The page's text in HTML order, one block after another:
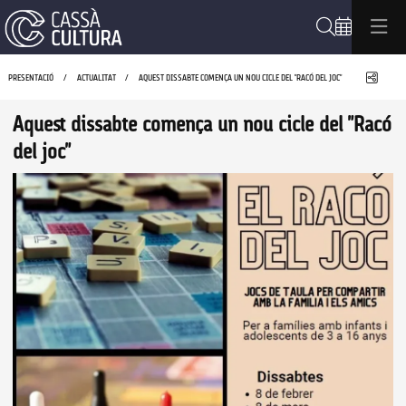
PRESENTACIÓ ACTUALITAT AQUEST DISSABTE COMENÇA UN NOU CICLE DEL "RACÓ DEL JOC"
Aquest dissabte comença un nou cicle del "Racó
del joc"